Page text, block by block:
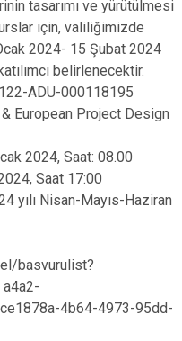
tasarımı ve yürütülmesi
için, valiliğimizde
2024- 15 Şubat 2024
belirlenecektir.
ADU-000118195
European Project Design
2024, Saat: 08.00
Saat 17:00
yılı Nisan-Mayıs-Haziran
basvurulist?
4b64-4973-95dd-